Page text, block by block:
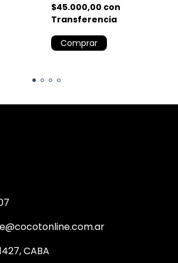
$45.000,00 con
Transferencia
Comprar
CABA